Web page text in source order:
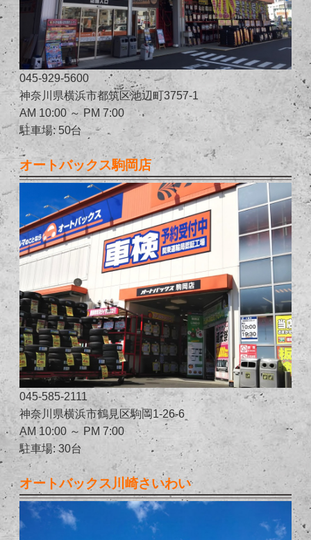
045-929-5600
神奈川県横浜市都筑区池辺町3757-1
AM 10:00 ～ PM 7:00
駐車場: 50台
オートバックス駒岡店
045-585-2111
神奈川県横浜市鶴見区駒岡1-26-6
AM 10:00 ～ PM 7:00
駐車場: 30台
オートバックス川崎さいわい